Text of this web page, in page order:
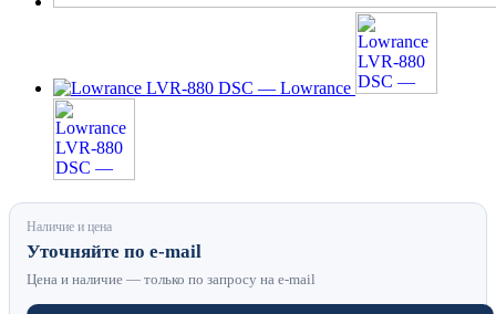
Наличие и цена
Уточняйте по e-mail
Цена и наличие — только по запросу на e-mail